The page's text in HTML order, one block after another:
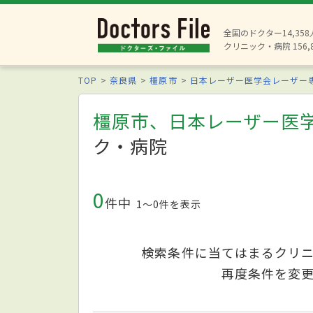
全国のドクター14,358
クリニック・病院
TOP 奈良県 橿原市 日本レーザー医学会レーザー
橿原市、日本レーザー医
ク・病院
0件中 1〜0件を表示
検索条件に当てはまるクリ
再度条件を変